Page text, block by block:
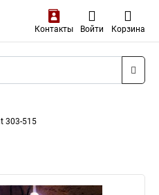
Контакты Войти Корзина
303-515